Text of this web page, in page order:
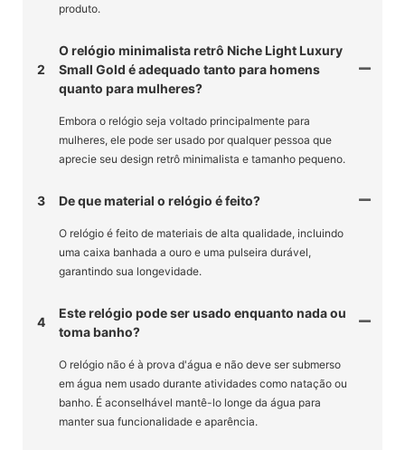
produto.
2
O relógio minimalista retrô Niche Light Luxury
Small Gold é adequado tanto para homens
quanto para mulheres?
Embora o relógio seja voltado principalmente para
mulheres, ele pode ser usado por qualquer pessoa que
aprecie seu design retrô minimalista e tamanho pequeno.
3 De que material o relógio é feito?
O relógio é feito de materiais de alta qualidade, incluindo
uma caixa banhada a ouro e uma pulseira durável,
garantindo sua longevidade.
4
Este relógio pode ser usado enquanto nada ou
toma banho?
O relógio não é à prova d'água e não deve ser submerso
em água nem usado durante atividades como natação ou
banho. É aconselhável mantê-lo longe da água para
manter sua funcionalidade e aparência.